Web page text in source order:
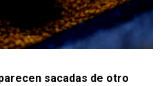
sacadas de otro